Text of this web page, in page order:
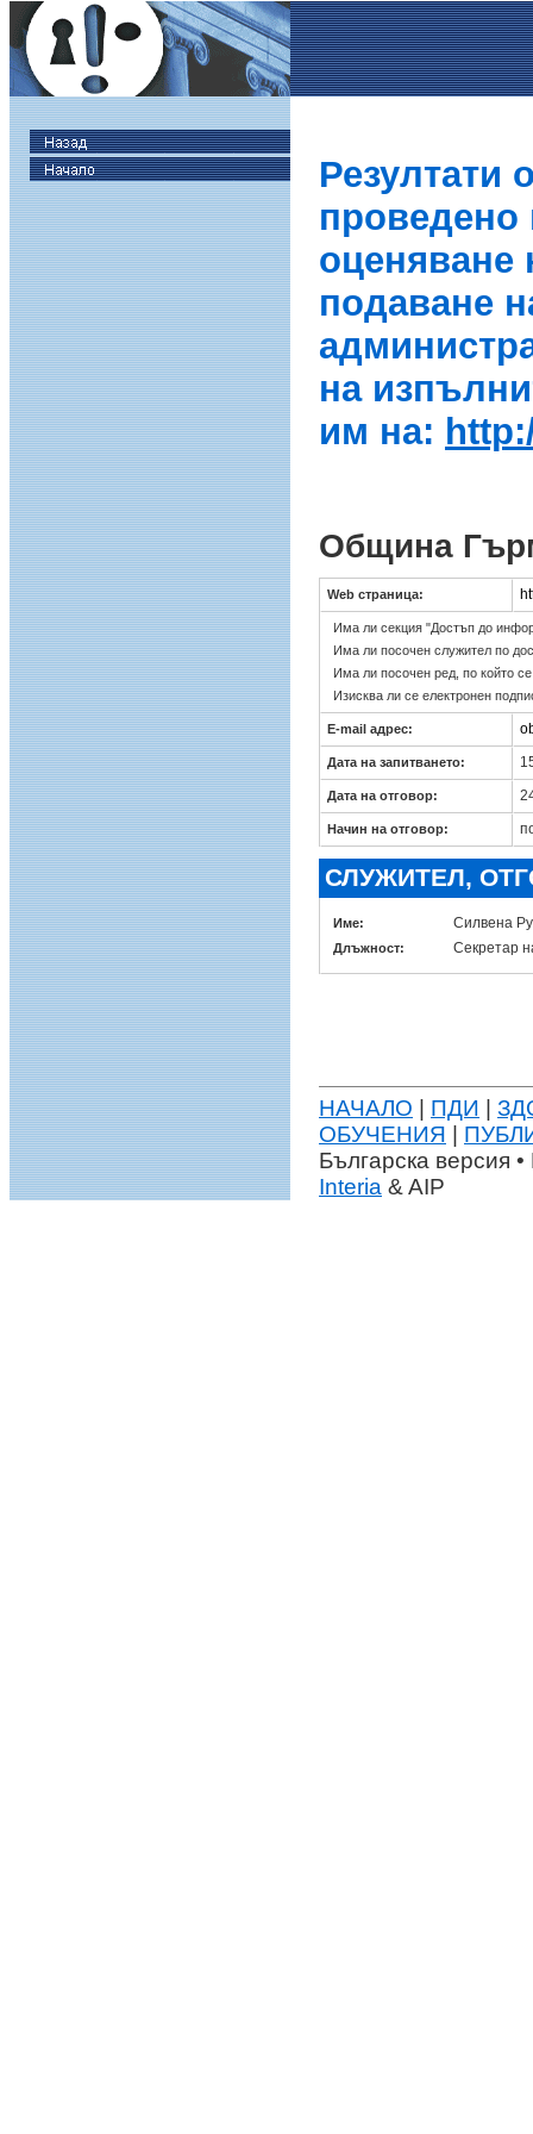
Резултати
проведено
оценяване
подаване
на
им на:
Община
Web страница:
Има ли секция "Достъп до
Има ли посочен служител по
Има ли посочен ред, по който
Изисква ли се електронен
E-mail адрес:
Дата на запитването:
Дата на отговор:
Начин на отговор:
СЛУЖИТЕЛ,
Име: Силвена
Длъжност: Секретар
НАЧАЛО | ПДИ |
ОБУЧЕНИЯ |
Българска версия
Interia & AIP